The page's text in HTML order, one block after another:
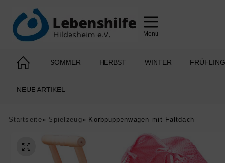
Menü
SOMMER HERBST WINTER FRÜHLING
NEUE ARTIKEL
Startseite» Spielzeug » Korbpuppenwagen mit Faltdach